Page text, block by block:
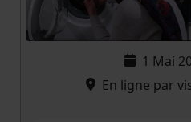
1 Mai
En ligne par